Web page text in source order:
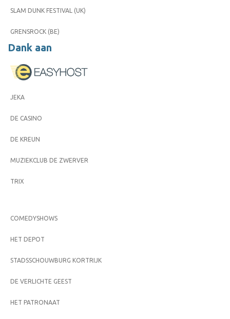
SLAM DUNK FESTIVAL (UK)
GRENSROCK (BE)
Dank aan
JEKA
DE CASINO
DE KREUN
MUZIEKCLUB DE ZWERVER
TRIX
COMEDYSHOWS
HET DEPOT
STADSSCHOUWBURG KORTRIJK
DE VERLICHTE GEEST
HET PATRONAAT